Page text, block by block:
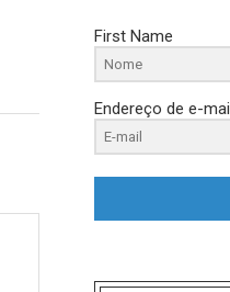
First Name
Endereço de e-mail